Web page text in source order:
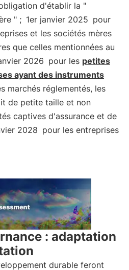
d'établir la "
" ; 1er janvier 2025 pour
et les sociétés mères
que celles mentionnées au
2026 pour les petites
ayant des instruments
marchés réglementés, les
de petite taille et non
captives d'assurance et de
2028 pour les entreprises
: adaptation
durable feront